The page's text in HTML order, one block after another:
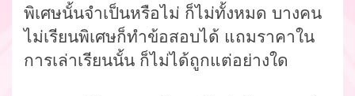
พิเศษนั้นจำเป็นหรือไม่ ก็ไม่ทั้งหมด บางคน
ไม่เรียนพิเศษก็ทำข้อสอบได้ แถมราคาใน
การเล่าเรียนนั้น ก็ไม่ได้ถูกแต่อย่างใด